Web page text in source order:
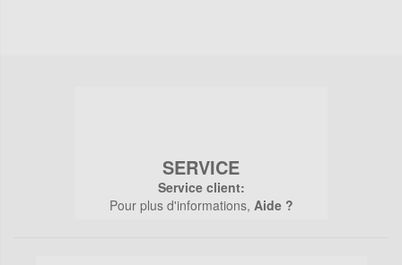
SERVICE
Service client:
Pour plus d'informations, Aide ?